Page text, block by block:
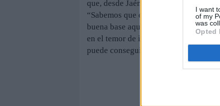
I want
of my
was
Opted
que, desde Jaén, se apueste por
“Sabemos que es complicado, pero,
buena base aquí”, se cuestiona el
en el temor de invertir y apostar por
puede conseguir pero con estas